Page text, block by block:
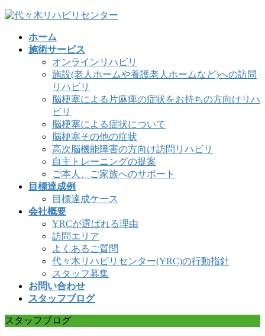
コ
ナ
ホーム
施術サービス
オンラインリハビリ
施設(老人ホームや養護老人ホームなど)への訪問
リハビリ
脳梗塞による片麻痺の症状をお持ちの方向けリハ
ビリ
脳梗塞による症状について
脳梗塞その他の症状
高次脳機能障害の方向け訪問リハビリ
自主トレーニングの提案
ご本人、ご家族へのサポート
目標達成例
目標達成ケース
会社概要
YRCが選ばれる理由
訪問エリア
よくあるご質問
代々木リハビリセンター(YRC)の行動指針
スタッフ募集
お問い合わせ
スタッフブログ
スタッフブログ